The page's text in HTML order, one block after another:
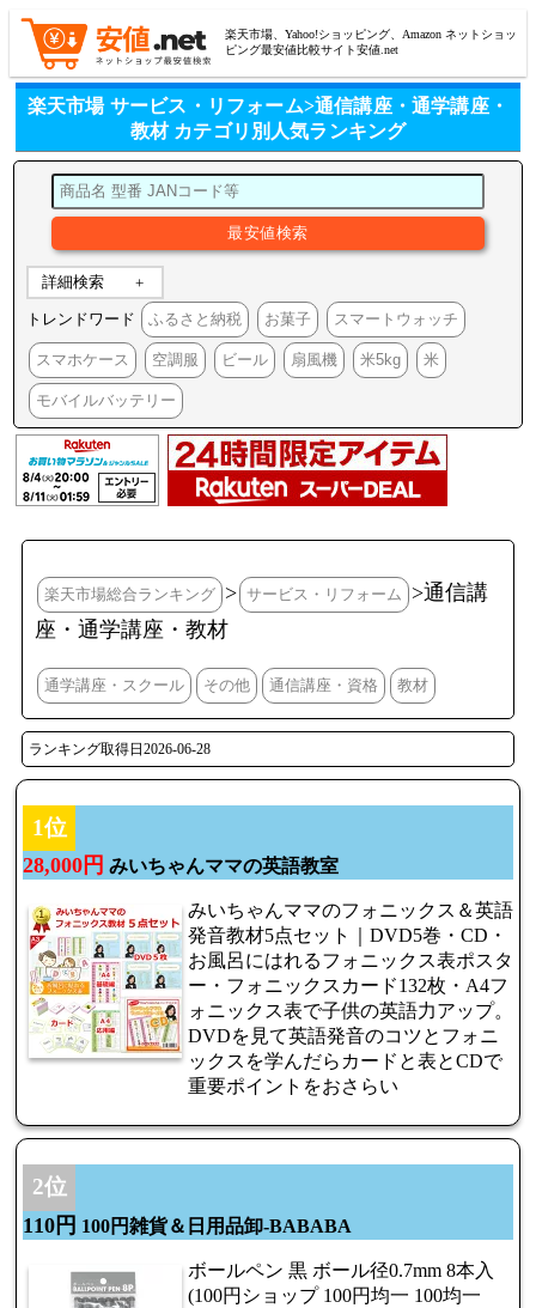
楽天市場、Yahoo!ショッピング、Amazon ネットショッ
ピング最安値比較サイト安値.net
楽天市場 サービス・リフォーム>通信講座・通学講座・
教材 カテゴリ別人気ランキング
詳細検索
トレンドワード ふるさと納税 お菓子 スマートウォッチ
スマホケース 空調服 ビール 扇風機 米5kg 米
モバイルバッテリー
楽天市場総合ランキング > サービス・リフォーム
>通信講
座・通学講座・教材
通学講座・スクール その他 通信講座・資格 教材
ランキング取得日2026-06-28
1位
28,000円 みいちゃんママの英語教室
みいちゃんママのフォニックス＆英語
発音教材5点セット｜DVD5巻・CD・
お風呂にはれるフォニックス表ポスタ
ー・フォニックスカード132枚・A4フ
ォニックス表で子供の英語力アップ。
DVDを見て英語発音のコツとフォニ
ックスを学んだらカードと表とCDで
重要ポイントをおさらい
2位
110円 100円雑貨＆日用品卸-BABABA
ボールペン 黒 ボール径0.7mm 8本入
(100円ショップ 100円均一 100均一